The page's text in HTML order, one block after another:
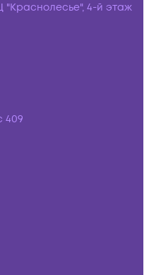
"Краснолесье", 4-й этаж
409